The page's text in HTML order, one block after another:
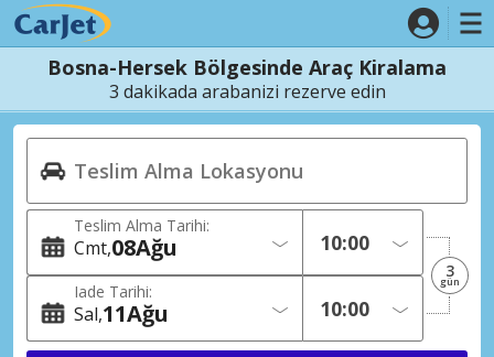
Bosna-Hersek Bölgesinde Araç Kiralama
3 dakikada arabanizi rezerve edin
Teslim Alma Tarihi:
Cmt 08Ağu
Iade Tarihi:
Sal 11Ağu
3
gün